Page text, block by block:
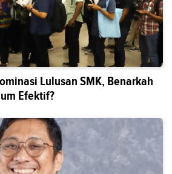
Lulusan SMK, Benarkah
Efektif?